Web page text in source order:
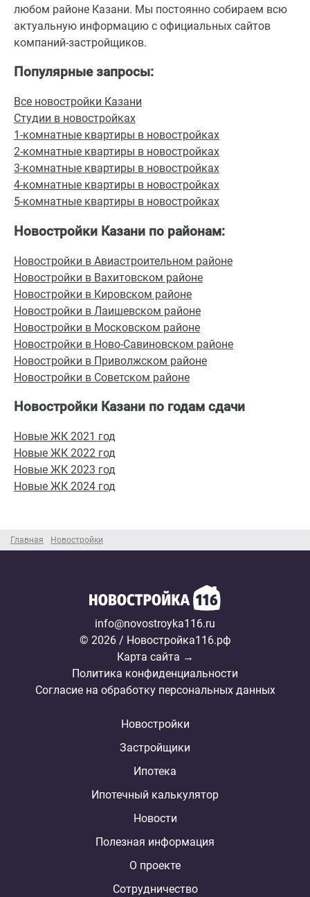
Главная Новостройки
любом районе Казани. Мы постоянно собираем всю
актуальную информацию с официальных сайтов
компаний-застройщиков.
Популярные запросы:
Все новостройки Казани
Студии в новостройках
1-комнатные квартиры в новостройках
2-комнатные квартиры в новостройках
3-комнатные квартиры в новостройках
4-комнатные квартиры в новостройках
5-комнатные квартиры в новостройках
Новостройки Казани по районам:
Новостройки в Авиастроительном районе
Новостройки в Вахитовском районе
Новостройки в Кировском районе
Новостройки в Лаишевском районе
Новостройки в Московском районе
Новостройки в Ново-Савиновском районе
Новостройки в Приволжском районе
Новостройки в Советском районе
Новостройки Казани по годам сдачи
Новые ЖК 2021 год
Новые ЖК 2022 год
Новые ЖК 2023 год
Новые ЖК 2024 год
info@novostroyka116.ru
© 2026 / Новостройка116.рф
Карта сайта →
Политика конфиденциальности
Согласие на обработку персональных данных
Новостройки
Застройщики
Ипотека
Ипотечный калькулятор
Новости
Полезная информация
О проекте
Сотрудничество